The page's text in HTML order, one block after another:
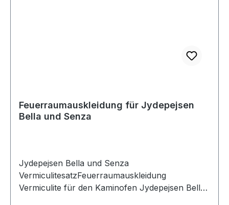
Feuerraumauskleidung für Jydepejsen
Bella und Senza
Jydepejsen Bella und Senza
VermiculitesatzFeuerraumauskleidung
Vermiculite für den Kaminofen Jydepejsen Bella,